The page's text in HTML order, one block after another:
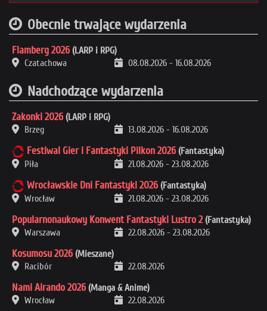
Obecnie trwające wydarzenia
Flamberg 2026 (LARP i RPG)
Czatachowa
08.08.2026 - 16.08.2026
Nadchodzące wydarzenia
Zakonki 2026 (LARP i RPG)
Brzeg
13.08.2026 - 16.08.2026
Festiwal Gier i Fantastyki Pilkon 2026 (Fantastyka)
Piła
21.08.2026 - 23.08.2026
Wrocławskie Dni Fantastyki 2026 (Fantastyka)
Wrocław
21.08.2026 - 23.08.2026
Popularnonaukowy Konwent Fantastyki Lustro 2 (Fantastyka)
Warszawa
22.08.2026 - 23.08.2026
Kosumosu 2026 (Mieszane)
Racibór
22.08.2026
Nami Airando 2026 (Manga & Anime)
Wrocław
22.08.2026